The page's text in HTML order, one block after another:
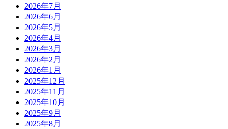
2026年7月
2026年6月
2026年5月
2026年4月
2026年3月
2026年2月
2026年1月
2025年12月
2025年11月
2025年10月
2025年9月
2025年8月